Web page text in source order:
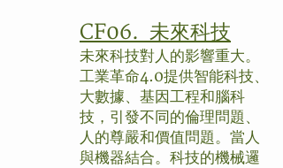
CF06. 未來科技
未來科技對人的影響重大。
工業革命4.0提供智能科技、
大數據、基因工程和腦科
技，引發不同的倫理問題、
人的尊嚴和價值問題。當人
與機器結合。科技的機械邏